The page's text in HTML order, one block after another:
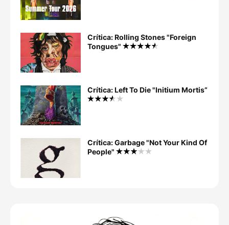
Crítica: Rolling Stones "Foreign
Tongues"
Crítica: Left To Die "Initium Mortis”
Crítica: Garbage "Not Your Kind Of
People"